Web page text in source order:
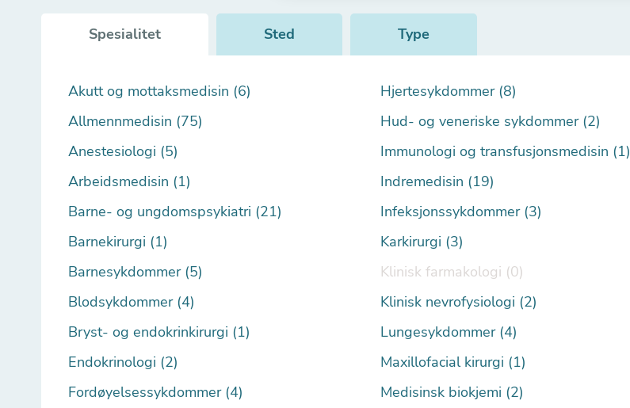
Spesialitet Sted Type
Akutt og mottaksmedisin (6)
Allmennmedisin (75)
Anestesiologi (5)
Arbeidsmedisin (1)
Barne- og ungdomspsykiatri (21)
Barnekirurgi (1)
Barnesykdommer (5)
Blodsykdommer (4)
Bryst- og endokrinkirurgi (1)
Endokrinologi (2)
Fordøyelsessykdommer (4)
Hjertesykdommer (8)
Hud- og veneriske sykdommer (2)
Immunologi og transfusjonsmedisin (1)
Indremedisin (19)
Infeksjonssykdommer (3)
Karkirurgi (3)
Klinisk farmakologi (0)
Klinisk nevrofysiologi (2)
Lungesykdommer (4)
Maxillofacial kirurgi (1)
Medisinsk biokjemi (2)